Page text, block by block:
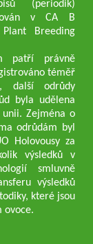
(periodik)
v CA B
Breeding
patří právně
téměř
další odrůdy
byla udělena
unii. Zejména o
odrůdám byl
Holovousy za
výsledků v
smluvně
výsledků
které jsou
ovoce.